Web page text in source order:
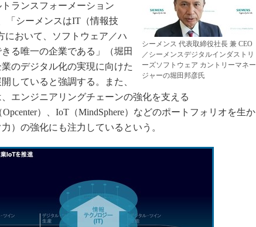
グローバル設計・開発
制御セキュリティ
新型コロナへの対応
シーメンス 代表取締役社長 兼 CEO
／シーメンスデジタルインダストリ
ーズソフトウェア カントリーマネー
ジャーの堀田邦彦氏
ランスフォーメーション
「シーメンスはIT（情報技
において、ソフトウェア／ハ
る唯一の企業である」（堀田
のデジタル化の実現に向けた
していると強調する。また、
エンジニアリングチェーンの強化を支える
）、IoT（MindSphere）などのポートフォリオを生か
）の強化にも注力しているという。